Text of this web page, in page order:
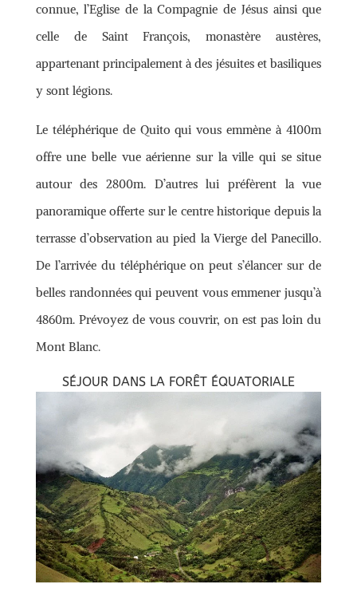
connue, l’Eglise de la Compagnie de Jésus ainsi que
celle de Saint François, monastère austères,
appartenant principalement à des jésuites et basiliques
y sont légions.
Le téléphérique de Quito qui vous emmène à 4100m
offre une belle vue aérienne sur la ville qui se situe
autour des 2800m. D’autres lui préfèrent la vue
panoramique offerte sur le centre historique depuis la
terrasse d’observation au pied la Vierge del Panecillo.
De l’arrivée du téléphérique on peut s’élancer sur de
belles randonnées qui peuvent vous emmener jusqu’à
4860m. Prévoyez de vous couvrir, on est pas loin du
Mont Blanc.
SÉJOUR DANS LA FORÊT ÉQUATORIALE